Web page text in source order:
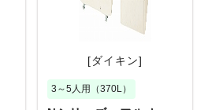
[ダイキン]
3～5人用（370L）